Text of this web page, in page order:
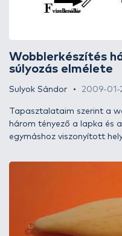
majd, amit az elején is
Wobblerkészítés
súlyozás elmélete
Sulyok Sándor 2009-01-
Tapasztalataim szerint a
három tényező a lapka és
egymáshoz viszonyított
mozgását. A lapka
operálni, és szinte
veretése impozáns legyen.